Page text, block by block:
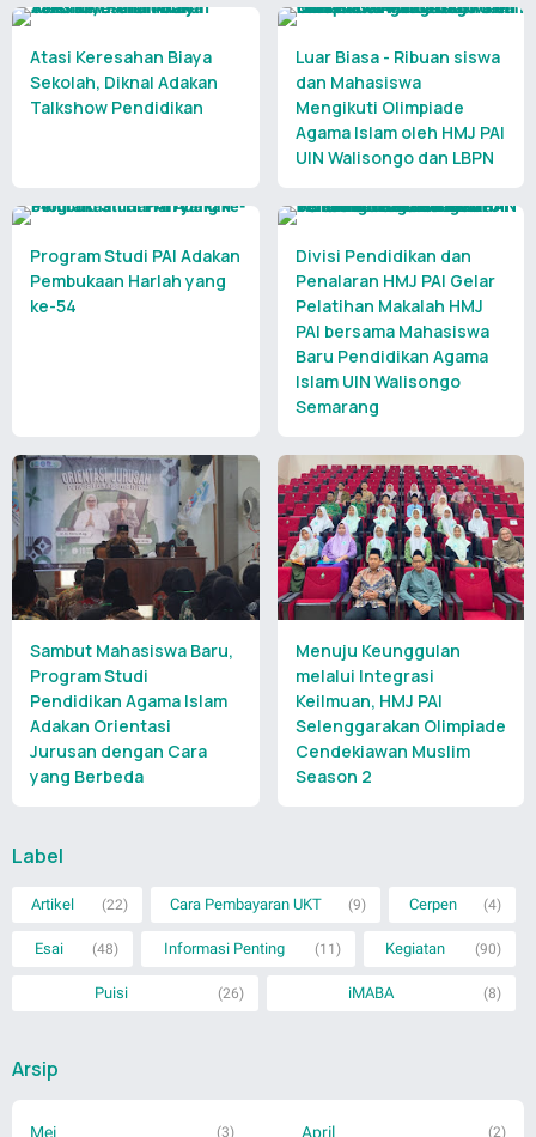
Atasi Keresahan Biaya
Sekolah, Diknal Adakan
Talkshow Pendidikan
Luar Biasa - Ribuan siswa
dan Mahasiswa
Mengikuti Olimpiade
Agama Islam oleh HMJ PAI
UIN Walisongo dan LBPN
Program Studi PAI Adakan
Pembukaan Harlah yang
ke-54
Divisi Pendidikan dan
Penalaran HMJ PAI Gelar
Pelatihan Makalah HMJ
PAI bersama Mahasiswa
Baru Pendidikan Agama
Islam UIN Walisongo
Semarang
Sambut Mahasiswa Baru,
Program Studi
Pendidikan Agama Islam
Adakan Orientasi
Jurusan dengan Cara
yang Berbeda
Menuju Keunggulan
melalui Integrasi
Keilmuan, HMJ PAI
Selenggarakan Olimpiade
Cendekiawan Muslim
Season 2
Label
Artikel (22) Cara Pembayaran UKT (9) Cerpen (4)
Esai (48) Informasi Penting (11) Kegiatan (90)
Puisi (26) iMABA (8)
Arsip
Mei (3) April (2)